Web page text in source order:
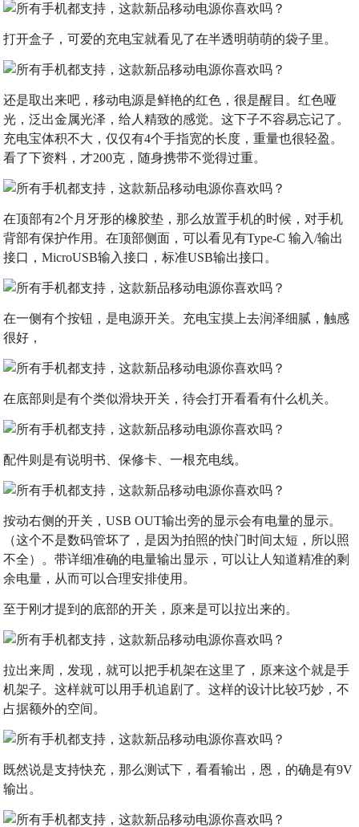
打开盒子，可爱的充电宝就看见了在半透明萌萌的袋子里。
还是取出来吧，移动电源是鲜艳的红色，很是醒目。红色哑
光，泛出金属光泽，给人精致的感觉。这下子不容易忘记了。
充电宝体积不大，仅仅有4个手指宽的长度，重量也很轻盈。
看了下资料，才200克，随身携带不觉得过重。
在顶部有2个月牙形的橡胶垫，那么放置手机的时候，对手机
背部有保护作用。在顶部侧面，可以看见有Type-C 输入/输出
接口，MicroUSB输入接口，标准USB输出接口。
在一侧有个按钮，是电源开关。充电宝摸上去润泽细腻，触感
很好，
在底部则是有个类似滑块开关，待会打开看看有什么机关。
配件则是有说明书、保修卡、一根充电线。
按动右侧的开关，USB OUT输出旁的显示会有电量的显示。
（这个不是数码管坏了，是因为拍照的快门时间太短，所以照
不全）。带详细准确的电量输出显示，可以让人知道精准的剩
余电量，从而可以合理安排使用。
至于刚才提到的底部的开关，原来是可以拉出来的。
拉出来周，发现，就可以把手机架在这里了，原来这个就是手
机架子。这样就可以用手机追剧了。这样的设计比较巧妙，不
占据额外的空间。
既然说是支持快充，那么测试下，看看输出，恩，的确是有9V
输出。